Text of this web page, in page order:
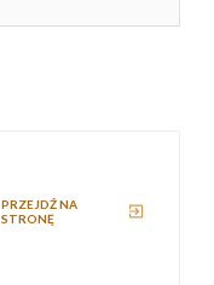
PRZEJDŹ NA
STRONĘ